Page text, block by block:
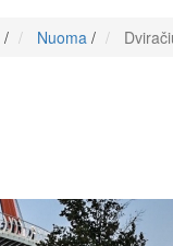
/ Nuoma /